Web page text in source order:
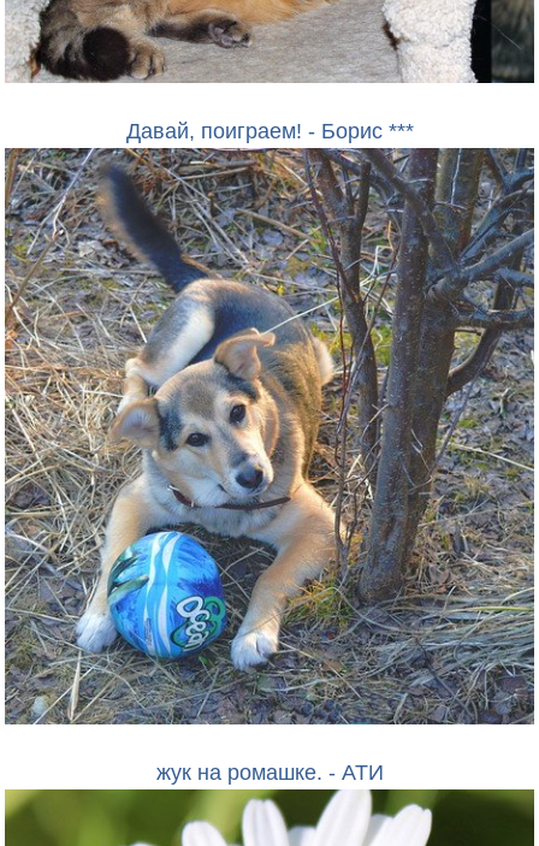
Давай, поиграем! - Борис ***
жук на ромашке. - АТИ